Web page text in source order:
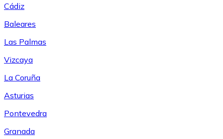
Cádiz
Baleares
Las Palmas
Vizcaya
La Coruña
Asturias
Pontevedra
Granada